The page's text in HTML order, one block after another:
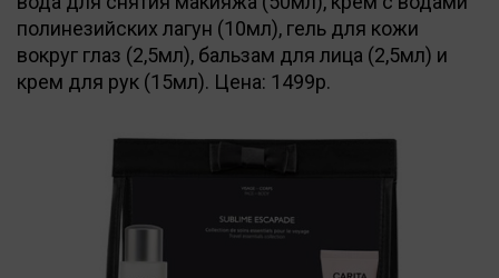
полинезийских лагун (10мл), гель для кожи
вокруг глаз (2,5мл), бальзам для лица (2,5мл) и
крем для рук (15мл). Цена: 1499р.